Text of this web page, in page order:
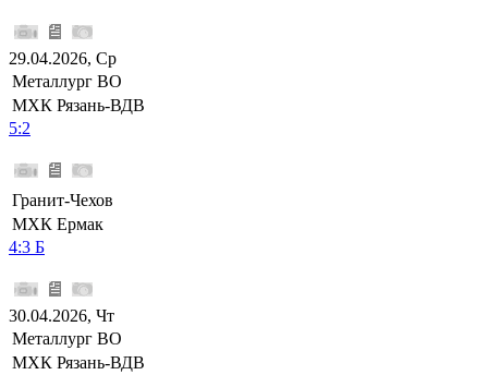
29.04.2026, Ср
Металлург ВО
МХК Рязань-ВДВ
5:2
Гранит-Чехов
МХК Ермак
4:3 Б
30.04.2026, Чт
Металлург ВО
МХК Рязань-ВДВ